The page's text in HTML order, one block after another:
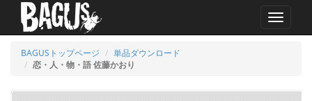
MENU
BAGUSトップページ
単品ダウンロード
恋・人・物・語 佐藤かおり